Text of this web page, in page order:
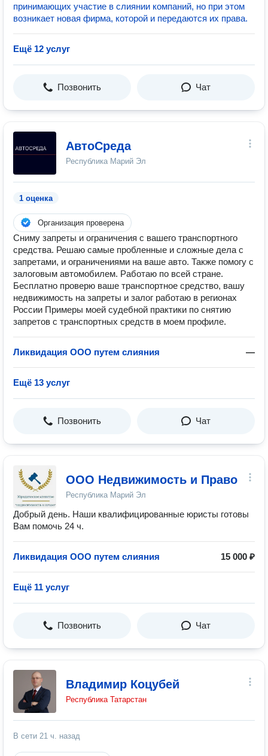
принимающих участие в слиянии компаний, но при этом
возникает новая фирма, которой и передаются их права.
Ещё 12 услуг
Позвонить Чат
АвтоСреда
Республика Марий Эл
1 оценка
Организация проверена
Сниму запреты и ограничения с вашего транспортного
средства. Решаю самые пробленные и сложные дела с
запретами, и ограничениями на ваше авто. Также помогу с
залоговым автомобилем. Работаю по всей стране.
Бесплатно проверю ваше транспортное средство, вашу
недвижимость на запреты и залог работаю в регионах
России Примеры моей судебной практики по снятию
запретов с транспортных средств в моем профиле.
Ликвидация ООО путем слияния —
Ещё 13 услуг
Позвонить Чат
ООО Недвижимость и Право
Республика Марий Эл
Добрый день. Наши квалифицированные юристы готовы
Вам помочь 24 ч.
Ликвидация ООО путем слияния 15 000 ₽
Ещё 11 услуг
Позвонить Чат
Владимир Коцубей
Республика Татарстан
В сети 21 ч. назад